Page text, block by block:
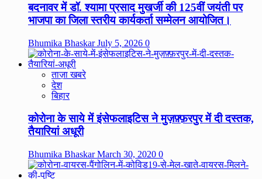
बदनावर में डॉ. श्यामा प्रसाद मुखर्जी की 125वीं जयंती पर
भाजपा का जिला स्तरीय कार्यकर्ता सम्मेलन आयोजित।
Bhumika BhaskarJuly 5, 2026 0
ताज़ा खबरे
देश
बिहार
कोरोना के साये में इंसेफलाइटिस ने मुज़फ़्फ़रपुर में दी दस्तक,
तैयारियां अधूरी
Bhumika BhaskarMarch 30, 2020 0